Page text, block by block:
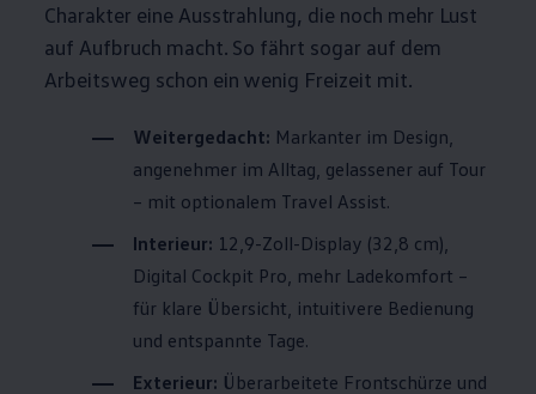
Charakter eine Ausstrahlung, die noch mehr Lust
auf Aufbruch macht. So fährt sogar auf dem
Arbeitsweg schon ein wenig Freizeit mit.
Weitergedacht: Markanter im Design,
angenehmer im Alltag, gelassener auf Tour
– mit optionalem Travel Assist.
Interieur: 12,9-Zoll-Display (32,8 cm),
Digital Cockpit Pro, mehr Ladekomfort –
für klare Übersicht, intuitivere Bedienung
und entspannte Tage.
Exterieur: Überarbeitete Frontschürze und